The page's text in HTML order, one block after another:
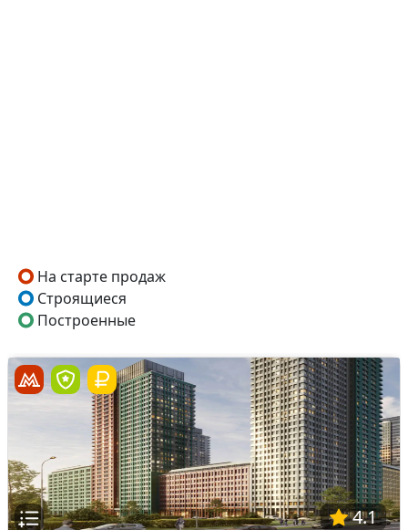
На старте продаж
Строящиеся
Построенные
4.1